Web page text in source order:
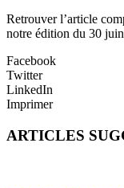
Retrouver l’article
notre édition du 30
Facebook
Twitter
LinkedIn
Imprimer
ARTICLES